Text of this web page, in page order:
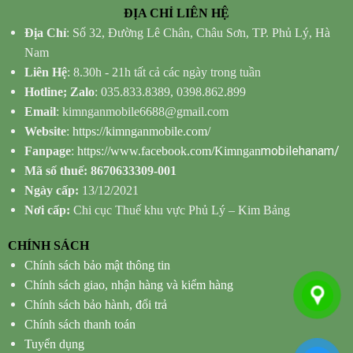
ĐỊA CHỈ LIÊN HỆ
Địa Chỉ: Số 32, Đường Lê Chân, Châu Sơn, TP. Phủ Lý, Hà
Nam
Liên Hệ: 8.30h - 21h tất cả các ngày trong tuần
Hotline; Zalo: 035.833.8389, 0398.862.899
Email: kimnganmobile6688@gmail.com
Website: https://kimnganmobile.com/
Fanpage: https://www.facebook.com/Kimnganmobilehanam/
Mã số thuế: 8670633309-001
Ngày cấp: 13/12/2021
Nơi cấp: Chi cục Thuế khu vực Phủ Lý – Kim Bảng
CHÍNH SÁCH
Chính sách bảo mật thông tin
Chính sách giao, nhận hàng và kiểm hàng
Chính sách bảo hành, đổi trả
Chính sách thanh toán
Tuyển dụng